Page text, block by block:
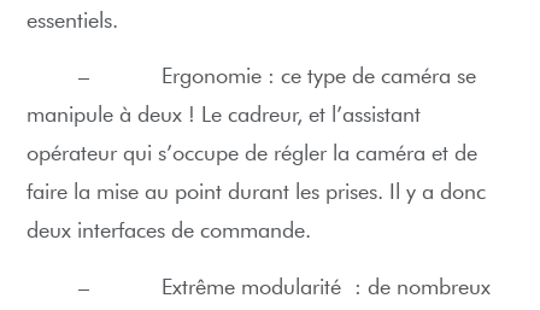
essentiels.
– Ergonomie : ce type de caméra se
manipule à deux ! Le cadreur, et l’assistant
opérateur qui s’occupe de régler la caméra et de
faire la mise au point durant les prises. Il y a donc
deux interfaces de commande.
– Extrême modularité : de nombreux